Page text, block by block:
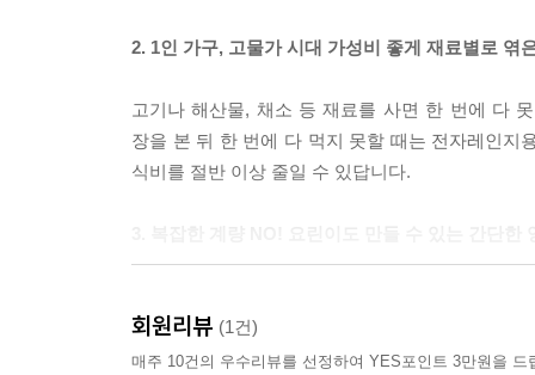
채소_가지무침
구황작물_매콤 감자조림
구황작물_햄감자조림
채소_대파무침
곡물_두부조림
채소_마늘쫑무침
달걀_꽈리고추 메추리알조림
2. 1인 가구, 고물가 시대 가성비 좋게 재료별로 엮
고기나 해산물, 채소 등 재료를 사면 한 번에 다
장을 본 뒤 한 번에 다 먹지 못할 때는 전자레인지
식비를 절반 이상 줄일 수 있답니다.
구성했어요. 특히 간장은 국간장, 진간장 필요
계량해 요리 초보, 심지어 어린이도 일정한 맛
회원리뷰 (1건)
매주 10건의 우수리뷰를 선정하여 YES포인트 3만원을 드